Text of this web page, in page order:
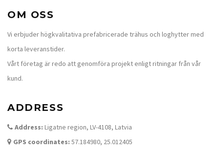
OM OSS
Vi erbjuder högkvalitativa prefabricerade trähus och loghytter med
korta leveranstider.
Vårt företag är redo att genomföra projekt enligt ritningar från vår
kund.
ADDRESS
Address: Ligatne region, LV-4108, Latvia
GPS coordinates: 57.184980, 25.012405